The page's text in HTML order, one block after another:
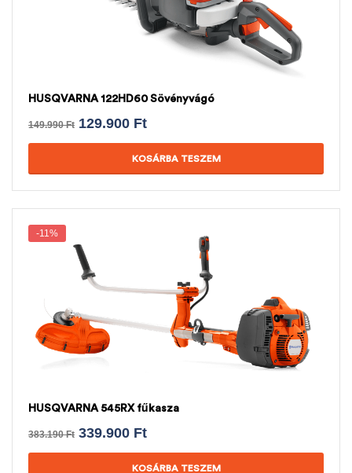
HUSQVARNA 122HD60 Sövényvágó
149.990Ft 129.900 Ft
KOSÁRBA TESZEM
-11%
HUSQVARNA 545RX fűkasza
383.190Ft 339.900 Ft
KOSÁRBA TESZEM